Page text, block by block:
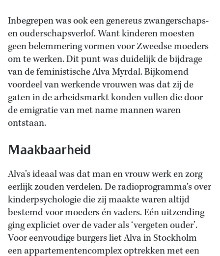
Inbegrepen was ook een genereus zwangerschaps-
en ouderschapsverlof. Want kinderen moesten
geen belemmering vormen voor Zweedse moeders
om te werken. Dit punt was duidelijk de bijdrage
van de feministische Alva Myrdal. Bijkomend
voordeel van werkende vrouwen was dat zij de
gaten in de arbeidsmarkt konden vullen die door
de emigratie van met name mannen waren
ontstaan.
Maakbaarheid
Alva’s ideaal was dat man en vrouw werk en zorg
eerlijk zouden verdelen. De radioprogramma’s over
kinderpsychologie die zij maakte waren altijd
bestemd voor moeders én vaders. Eén uitzending
ging expliciet over de vader als ‘vergeten ouder’.
Voor eenvoudige burgers liet Alva in Stockholm
een appartementencomplex optrekken met een